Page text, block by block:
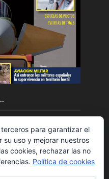
para garantizar el
uso y mejorar nuestros
cookies, rechazar las no
Política de cookies